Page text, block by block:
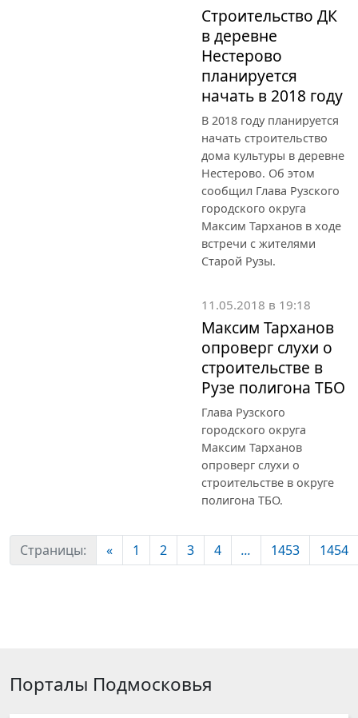
Строительство ДК
в деревне
Нестерово
планируется
начать в 2018 году
В 2018 году планируется
начать строительство
дома культуры в деревне
Нестерово. Об этом
сообщил Глава Рузского
городского округа
Максим Тарханов в ходе
встречи с жителями
Старой Рузы.
11.05.2018 в 19:18
Максим Тарханов
опроверг слухи о
строительстве в
Рузе полигона ТБО
Глава Рузского
городского округа
Максим Тарханов
опроверг слухи о
строительстве в округе
полигона ТБО.
Страницы: « 1 2 3 4 ... 1453 1454
Порталы Подмосковья